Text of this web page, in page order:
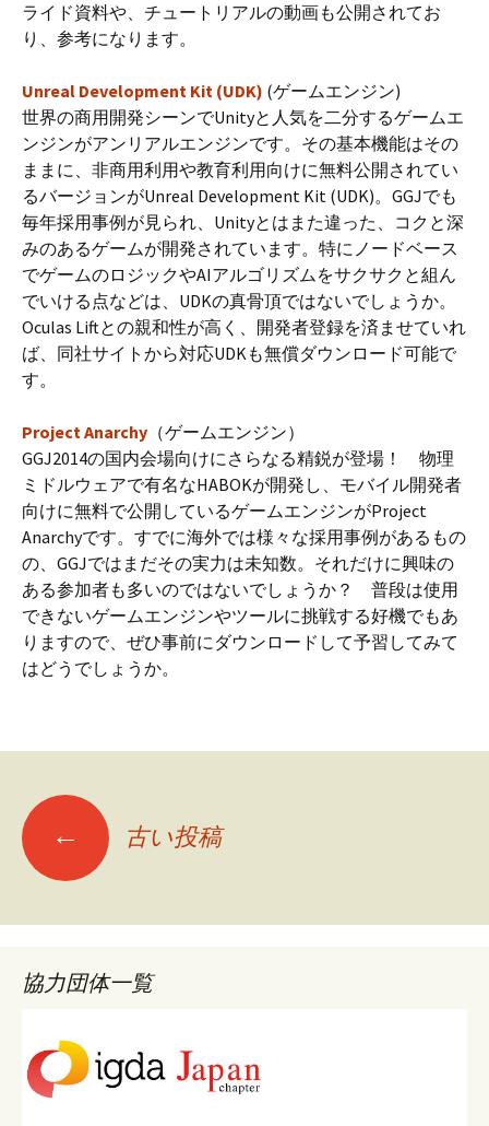
ライド資料や、チュートリアルの動画も公開されてお
り、参考になります。
Unreal Development Kit (UDK) (ゲームエンジン)
世界の商用開発シーンでUnityと人気を二分するゲームエ
ンジンがアンリアルエンジンです。その基本機能はその
ままに、非商用利用や教育利用向けに無料公開されてい
るバージョンがUnreal Development Kit (UDK)。GGJでも
毎年採用事例が見られ、Unityとはまた違った、コクと深
みのあるゲームが開発されています。特にノードベース
でゲームのロジックやAIアルゴリズムをサクサクと組ん
でいける点などは、UDKの真骨頂ではないでしょうか。
Oculas Liftとの親和性が高く、開発者登録を済ませていれ
ば、同社サイトから対応UDKも無償ダウンロード可能で
す。
Project Anarchy （ゲームエンジン）
GGJ2014の国内会場向けにさらなる精鋭が登場！ 物理
ミドルウェアで有名なHABOKが開発し、モバイル開発者
向けに無料で公開しているゲームエンジンがProject
Anarchyです。すでに海外では様々な採用事例があるもの
の、GGJではまだその実力は未知数。それだけに興味の
ある参加者も多いのではないでしょうか？ 普段は使用
できないゲームエンジンやツールに挑戦する好機でもあ
りますので、ぜひ事前にダウンロードして予習してみて
はどうでしょうか。
投
稿
ナ
ゲ
← 古い投稿
協力団体一覧